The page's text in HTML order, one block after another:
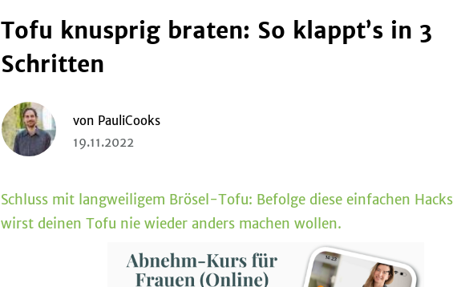
Tofu knusprig braten: So klappt’s in 3
Schritten
von PauliCooks
19.11.2022
Schluss mit langweiligem Brösel-Tofu: Befolge diese einfachen Hacks
wirst deinen Tofu nie wieder anders machen wollen.